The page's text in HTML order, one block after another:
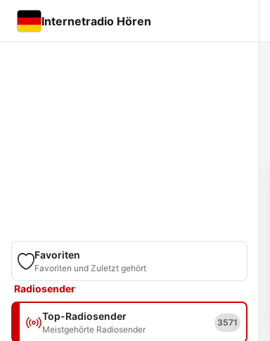
Internetradio Hören
Favoriten
Favoriten und Zuletzt gehört
Radiosender
Top-Radiosender
Meistgehörte Radiosender
3571